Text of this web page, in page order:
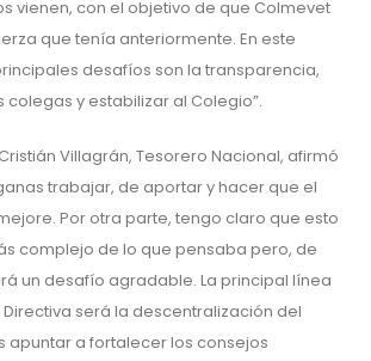
vienen, con el objetivo de que Colmevet
que tenía anteriormente. En este
desafíos son la transparencia,
colegas y estabilizar al Colegio”.
Villagrán, Tesorero Nacional, afirmó
trabajar, de aportar y hacer que el
Por otra parte, tengo claro que esto
complejo de lo que pensaba pero, de
un desafío agradable. La principal línea
será la descentralización del
apuntar a fortalecer los consejos